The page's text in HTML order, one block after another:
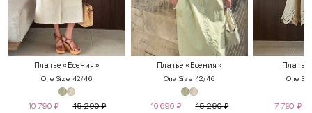
Платье «Есения»
One Size 42/46
10 790 ₽ 15 290₽
Платье «Есения»
One Size 42/46
10 690 ₽ 15 290₽
One
7 790 ₽